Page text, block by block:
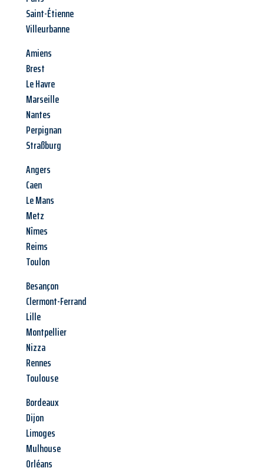
Saint-Étienne
Villeurbanne
Amiens
Brest
Le Havre
Marseille
Nantes
Perpignan
Straßburg
Angers
Caen
Le Mans
Metz
Nîmes
Reims
Toulon
Besançon
Clermont-Ferrand
Lille
Montpellier
Nizza
Rennes
Toulouse
Bordeaux
Dijon
Limoges
Mulhouse
Orléans